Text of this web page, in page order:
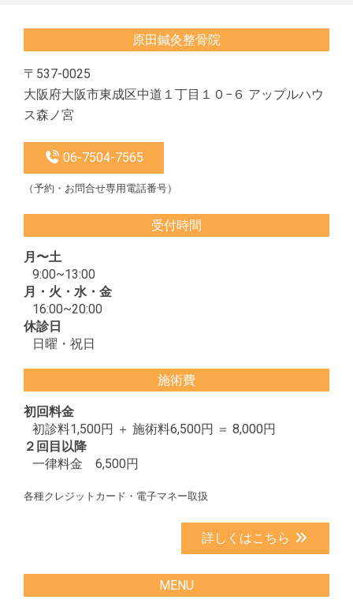
原田鍼灸整骨院
〒537-0025
大阪府大阪市東成区中道１丁目１０−６ アップルハウ
ス森ノ宮
06-7504-7565
（予約・お問合せ専用電話番号）
受付時間
月〜土
9:00~13:00
月・火・水・金
16:00~20:00
休診日
日曜・祝日
施術費
初回料金
初診料1,500円 ＋ 施術料6,500円 ＝ 8,000円
２回目以降
一律料金 6,500円
各種クレジットカード・電子マネー取扱
詳しくはこちら
MENU